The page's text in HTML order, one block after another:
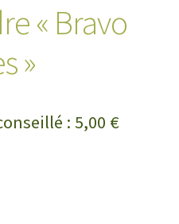
« Bravo
»
: 5,00 €